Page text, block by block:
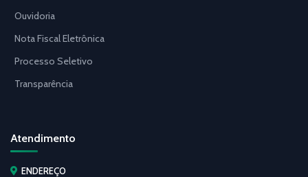
Ouvidoria
Nota Fiscal Eletrônica
Processo Seletivo
Transparência
Atendimento
ENDEREÇO